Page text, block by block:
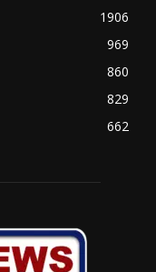
1906
969
860
829
662